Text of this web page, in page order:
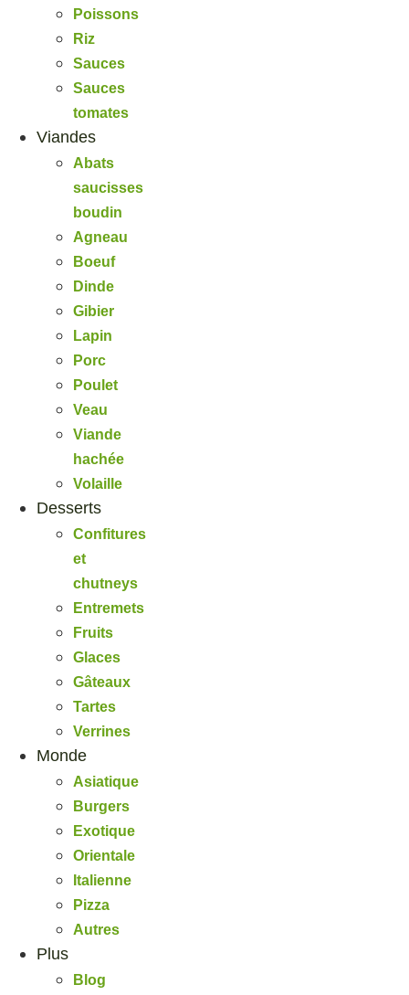
Poissons
Riz
Sauces
Sauces
tomates
Viandes
Abats
saucisses
boudin
Agneau
Boeuf
Dinde
Gibier
Lapin
Porc
Poulet
Veau
Viande
hachée
Volaille
Desserts
Confitures
et
chutneys
Entremets
Fruits
Glaces
Gâteaux
Tartes
Verrines
Monde
Asiatique
Burgers
Exotique
Orientale
Italienne
Pizza
Autres
Plus
Blog